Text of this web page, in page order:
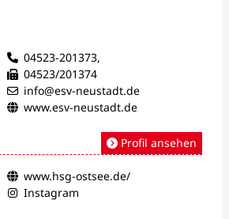
04523-201373,
04523/201374
info@esv-neustadt.de
www.esv-neustadt.de
Profil ansehen
www.hsg-ostsee.de/
Instagram